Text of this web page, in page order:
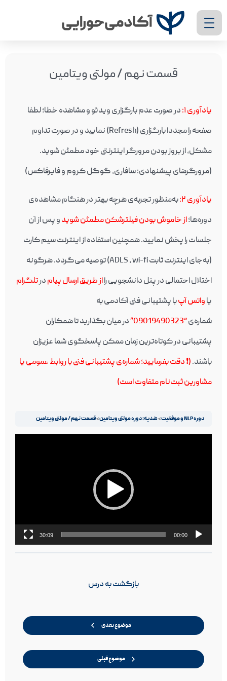
قسمت نهم / مولتی ویتامین
یادآوری ۱ :در صورت عدم بارگزاری ویدئو و مشاهده خطا؛ لطفا
صفحه را مجددا بارگزاری (Refresh) نمایید و در صورت تداوم
مشکل، از بروز بودن مرورگر اینترنتی خود مطمئن شوید.
(مرورگرهای پیشنهادی: سافاری، گوگل کروم و فایرفاکس)
یادآوری ۲ :به‌منظور تجربه‌ی هرچه بهتر در هنگام مشاهده‌ی
دوره‌ها؛از خاموش بودن فیلترشکن مطمئن شویدو پس از آن
جلسات را پخش نمایید. همچنین استفاده از اینترنت سیم کارت
(به‌جای اینترنت ثابت ADLS , wi-fi) توصیه می‌گردد. هرگونه
اختلال احتمالی در پنل دانشجویی رااز طریق ارسال پیامدرتلگرام
یاواتس آپبا پشتیبانی فنی آکادمی به
شماره‌ی“09019490323”
در میان بگذارید تا همکاران
پشتیبانی در کوتاه‌ترین زمان ممکن پاسخگوی شما عزیزان
باشند.(❗️ دقت بفرمایید؛ شماره‌ی پشتیبانی فنی با روابط عمومی یا
مشاورین ثبت‌نام متفاوت است)
دوره NLP و موفقیت هدیه: دوره مولتی ویتامین قسمت نهم / مولتی ویتامین
00:00
30:09
موضوع قبلی
بازگشت به درس
موضوع بعدی